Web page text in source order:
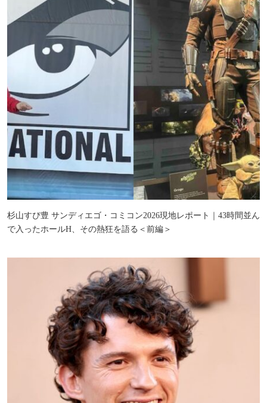
杉山すぴ豊 サンディエゴ・コミコン2026現地レポート｜43時間並ん
で入ったホールH、その熱狂を語る＜前編＞